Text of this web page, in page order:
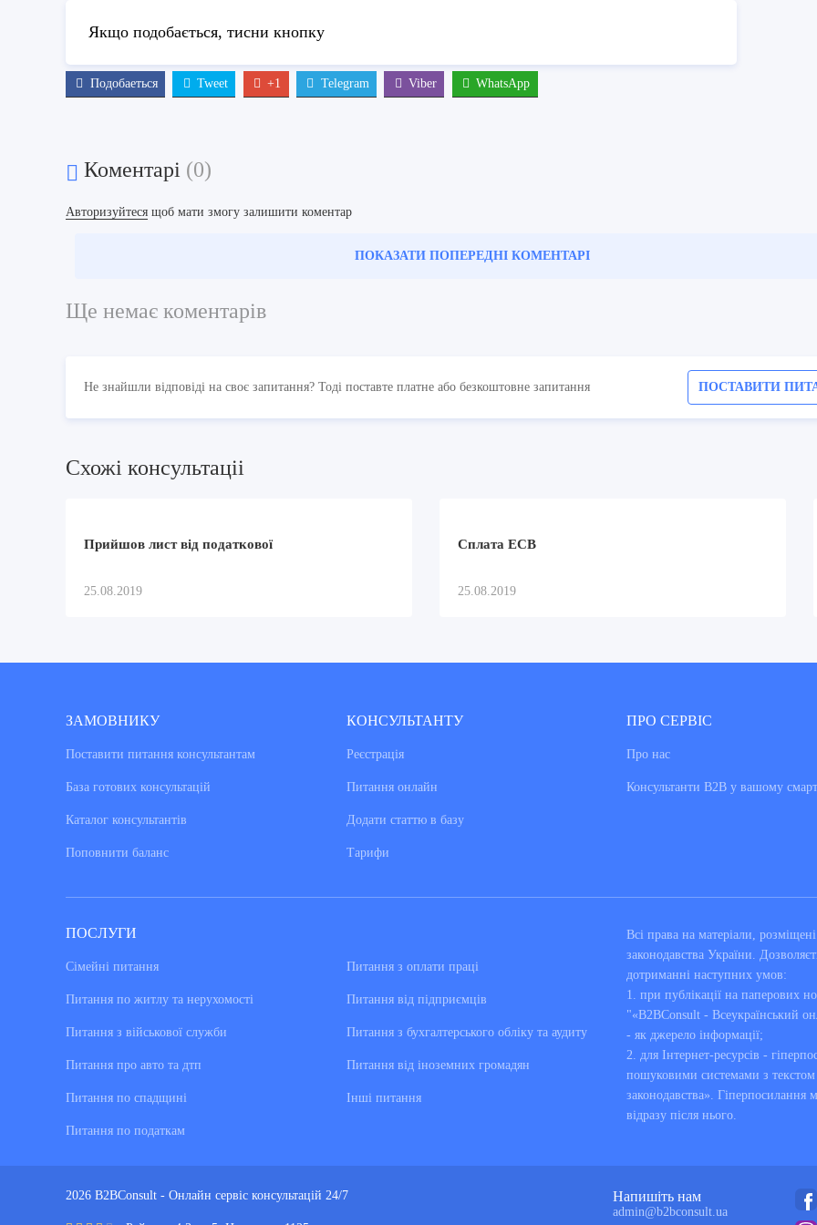
Якщо подобається, тисни кнопку
Подобаеться Tweet +1 Telegram Viber WhatsApp
Коментарі (0)
Авторизуйтеся щоб мати змогу залишити коментар
ПОКАЗАТИ ПОПЕРЕДНІ КОМЕНТАРІ
Ще немає коментарів
Не знайшли відповіді на своє запитання? Тоді поставте платне або безкоштовне запитання ПОСТАВИТИ
Схожi консультацii
Прийшов лист від податкової
25.08.2019
Сплата ЕСВ
25.08.2019
ЗАМОВНИКУ
Поставити питання консультантам
База готових консультацiй
Каталог консультантiв
Поповнити баланс
КОНСУЛЬТАНТУ
Реєстрація
Питання онлайн
Додати статтю в базу
Тарифи
ПРО СЕРВІС
Про нас
Консультанти В2В у вашому
ПОСЛУГИ
Сімейні питання
Питання по житлу та нерухомості
Питання з військової служби
Питання про авто та дтп
Питання по спадщині
Питання по податкам
Питання з оплати праці
Питання від підприємців
Питання з бухгалтерського обліку та аудиту
Питання від іноземних громадян
Інші питання
Всі права на матеріали,
законодавства України.
дотриманні наступних умов:
1. при публікації на паперових
"«B2BConsult - Всеукраїнський
- як джерело інформації;
2. для Інтернет-ресурсів -
пошуковими системами з текстом
законодавства». Гіперпосилання
відразу після нього.
2026 B2BConsult - Онлайн сервіс консультацій 24/7 Напишіть нам
admin@b2bconsult.ua